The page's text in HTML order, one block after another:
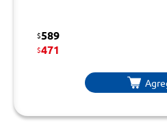
$589
$471